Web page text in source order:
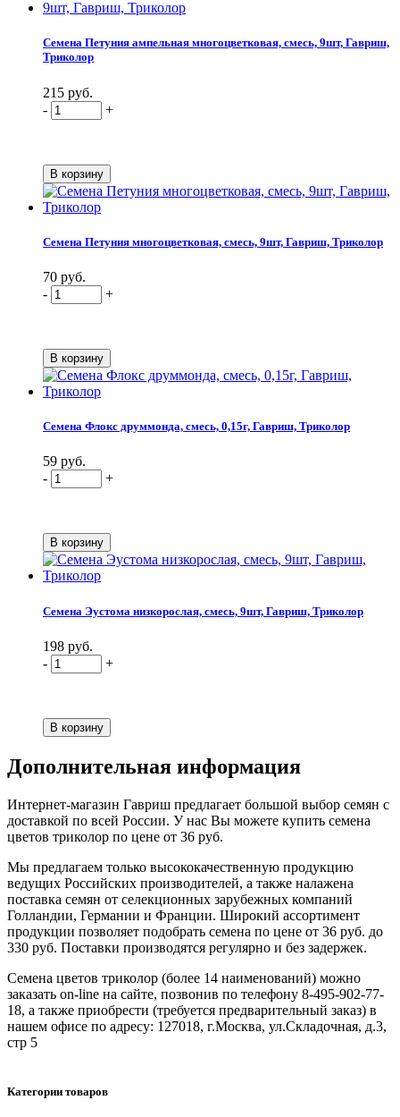
Семена Петуния ампельная многоцветковая, смесь, 9шт, Гавриш,
Триколор
215 руб.
-
+
Семена Петуния многоцветковая, смесь, 9шт, Гавриш, Триколор
70 руб.
-
+
Семена Флокс друммонда, смесь, 0,15г, Гавриш, Триколор
59 руб.
-
+
Семена Эустома низкорослая, смесь, 9шт, Гавриш, Триколор
198 руб.
-
+
Дополнительная информация
Интернет-магазин Гавриш предлагает большой выбор семян с
доставкой по всей России. У нас Вы можете купить семена
цветов триколор по цене от 36 руб.
Мы предлагаем только высококачественную продукцию
ведущих Российских производителей, а также налажена
поставка семян от селекционных зарубежных компаний
Голландии, Германии и Франции. Широкий ассортимент
продукции позволяет подобрать семена по цене от 36 руб. до
330 руб. Поставки производятся регулярно и без задержек.
Семена цветов триколор (более 14 наименований) можно
заказать on-line на сайте, позвонив по телефону 8-495-902-77-
18, а также приобрести (требуется предварительный заказ) в
нашем офисе по адресу: 127018, г.Москва, ул.Складочная, д.3,
стр 5
Категории товаров